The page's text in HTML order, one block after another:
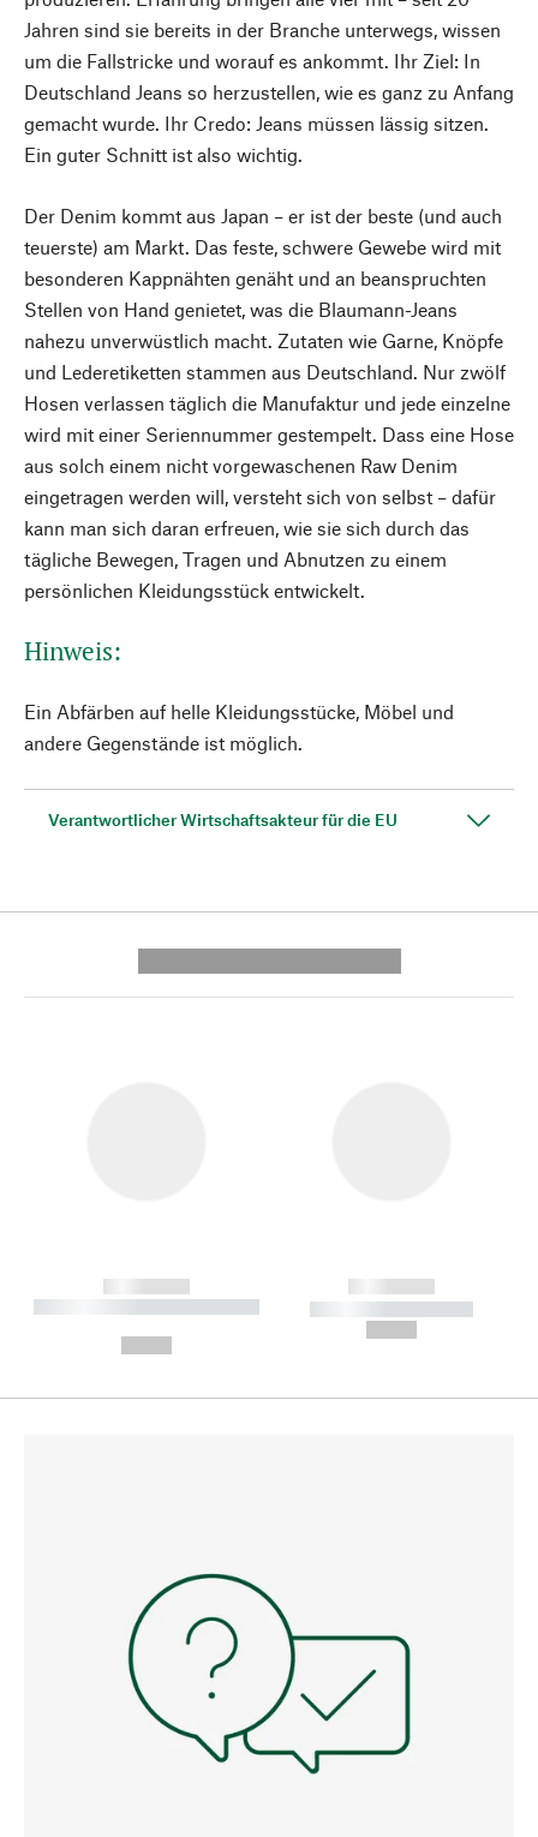
Jahren sind sie bereits in der Branche unterwegs, wissen
um die Fallstricke und worauf es ankommt. Ihr Ziel: In
Deutschland Jeans so herzustellen, wie es ganz zu Anfang
gemacht wurde. Ihr Credo: Jeans müssen lässig sitzen.
Ein guter Schnitt ist also wichtig.
Der Denim kommt aus Japan – er ist der beste (und auch
teuerste) am Markt. Das feste, schwere Gewebe wird mit
besonderen Kappnähten genäht und an beanspruchten
Stellen von Hand genietet, was die Blaumann-Jeans
nahezu unverwüstlich macht. Zutaten wie Garne, Knöpfe
und Lederetiketten stammen aus Deutschland. Nur zwölf
Hosen verlassen täglich die Manufaktur und jede einzelne
wird mit einer Seriennummer gestempelt. Dass eine Hose
aus solch einem nicht vorgewaschenen Raw Denim
eingetragen werden will, versteht sich von selbst – dafür
kann man sich daran erfreuen, wie sie sich durch das
tägliche Bewegen, Tragen und Abnutzen zu einem
persönlichen Kleidungsstück entwickelt.
Hinweis:
Ein Abfärben auf helle Kleidungsstücke, Möbel und
andere Gegenstände ist möglich.
Verantwortlicher Wirtschaftsakteur für die EU
------------
----------- ----------- --------
------------
----------- -----------